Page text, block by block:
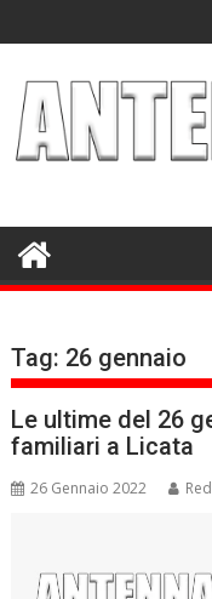
to
Tag: 26 gennaio
Le ultime del 26
familiari a Licata
26 Gennaio 2022